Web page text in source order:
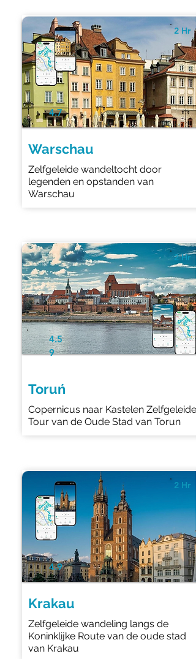
4.7
Warschau
Zelfgeleide wandeltocht door
legenden en opstanden van
Warschau
2 Hr
4.5
9
Toruń
Copernicus naar Kastelen Zelfgeleide
Tour van de Oude Stad van Torun
2 Hr
4.9
Krakau
Zelfgeleide wandeling langs de
Koninklijke Route van de oude stad
van Krakau
2 Hr